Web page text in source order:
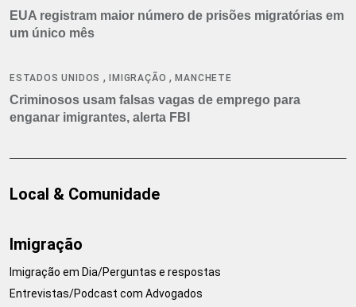
EUA registram maior número de prisões migratórias em
um único mês
ESTADOS UNIDOS ,IMIGRAÇÃO ,MANCHETE
Criminosos usam falsas vagas de emprego para
enganar imigrantes, alerta FBI
Local & Comunidade
Imigração
Imigração em Dia/Perguntas e respostas
Entrevistas/Podcast com Advogados